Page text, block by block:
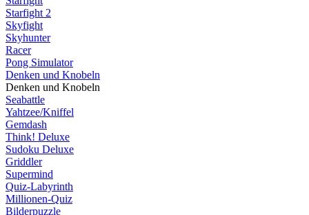
Starfight 2
Skyfight
Skyhunter
Racer
Pong Simulator
Denken und Knobeln
Denken und Knobeln
Seabattle
Yahtzee/Kniffel
Gemdash
Think! Deluxe
Sudoku Deluxe
Griddler
Supermind
Quiz-Labyrinth
Millionen-Quiz
Bilderpuzzle